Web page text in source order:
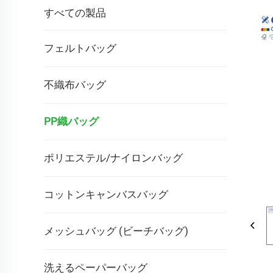
すべての製品
フェルトバッグ
不織布バッグ
PP織バッグ
ポリエステル/ナイロンバッグ
コットンキャンバスバッグ
メッシュバッグ (ビーチバッグ)
洗えるペーパーバッグ